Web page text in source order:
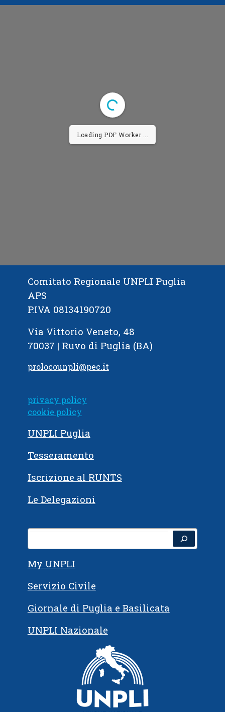
Loading PDF Worker ...
Comitato Regionale UNPLI Puglia
APS
P.IVA 08134190720
Via Vittorio Veneto, 48
70037 | Ruvo di Puglia (BA)
prolocounpli@pec.it
privacy policy
cookie policy
UNPLI Puglia
Tesseramento
Iscrizione al RUNTS
Le Delegazioni
My UNPLI
Servizio Civile
Giornale di Puglia e Basilicata
UNPLI Nazionale